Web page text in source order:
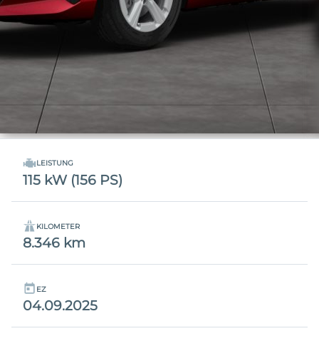
LEISTUNG
115 kW (156 PS)
KILOMETER
8.346 km
EZ
04.09.2025